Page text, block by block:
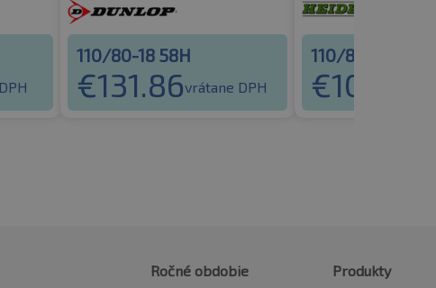
110/80-18 58H
€131.86vrátane DPH
110/80-18 58S
€107.27
Ročné obdobie
Produkty